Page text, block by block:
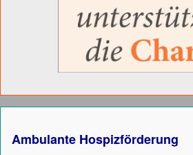
Ambulante Hospizförderung